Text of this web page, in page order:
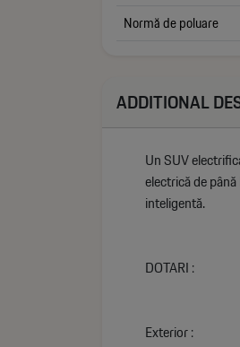
Normă de poluare
ADDITIONAL
Un SUV
electrică de
inteligentă.
DOTARI :
Exterior :